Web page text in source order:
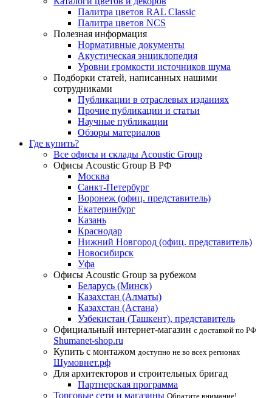
Палитра цветов RAL Сlassic
Палитра цветов NCS
Полезная информация
Нормативные документы
Акустическая энциклопедия
Уровни громкости источников шума
Подборки статей, написанных нашими
сотрудниками
Публикации в отраслевых изданиях
Прочие публикации и статьи
Научные публикации
Обзоры материалов
Где купить?
Все офисы и склады Acoustic Group
Офисы Acoustic Group В РФ
Москва
Санкт-Петербург
Воронеж (офиц. представитель)
Екатеринбург
Казань
Краснодар
Нижний Новгород (офиц. представитель)
Новосибирск
Уфа
Офисы Acoustic Group за рубежом
Беларусь (Минск)
Казахстан (Алматы)
Казахстан (Астана)
Узбекистан (Ташкент), представитель
Официальный интернет-магазин с доставкой по РФ
Shumanet-shop.ru
Купить с монтажом доступно не во всех регионах
Шумовнет.рф
Для архитекторов и строительных бригад
Партнерская программа
Торговые сети и магазины Обратите внимание!